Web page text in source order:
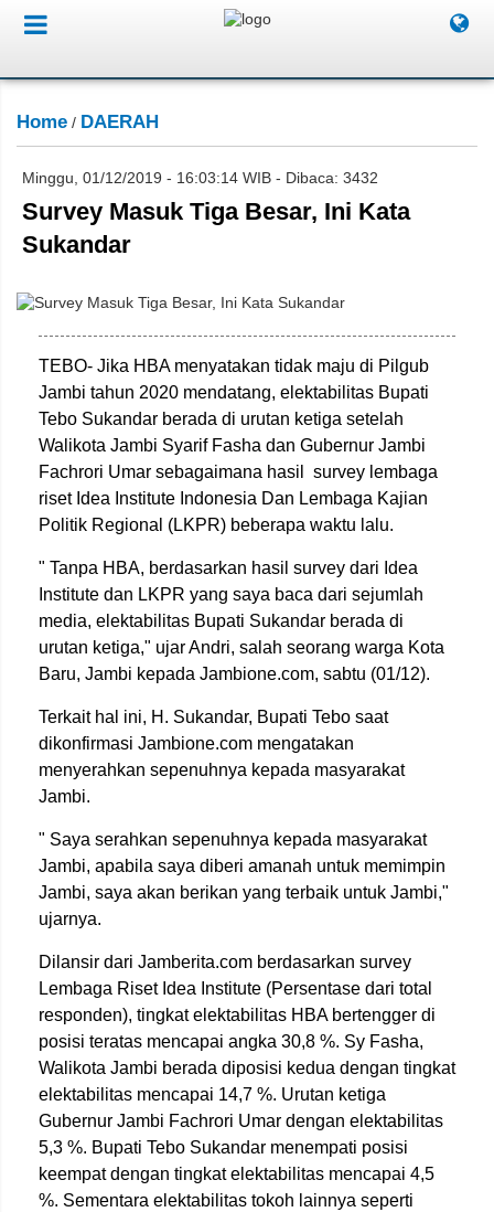
Home / DAERAH
Minggu, 01/12/2019 - 16:03:14 WIB - Dibaca: 3432
Survey Masuk Tiga Besar, Ini Kata
Sukandar
TEBO- Jika HBA menyatakan tidak maju di Pilgub
Jambi tahun 2020 mendatang, elektabilitas Bupati
Tebo Sukandar berada di urutan ketiga setelah
Walikota Jambi Syarif Fasha dan Gubernur Jambi
Fachrori Umar sebagaimana hasil survey lembaga
riset Idea Institute Indonesia Dan Lembaga Kajian
Politik Regional (LKPR) beberapa waktu lalu.
" Tanpa HBA, berdasarkan hasil survey dari Idea
Institute dan LKPR yang saya baca dari sejumlah
media, elektabilitas Bupati Sukandar berada di
urutan ketiga," ujar Andri, salah seorang warga Kota
Baru, Jambi kepada Jambione.com, sabtu (01/12).
Terkait hal ini, H. Sukandar, Bupati Tebo saat
dikonfirmasi Jambione.com mengatakan
menyerahkan sepenuhnya kepada masyarakat
Jambi.
" Saya serahkan sepenuhnya kepada masyarakat
Jambi, apabila saya diberi amanah untuk memimpin
Jambi, saya akan berikan yang terbaik untuk Jambi,"
ujarnya.
Dilansir dari Jamberita.com berdasarkan survey
Lembaga Riset Idea Institute (Persentase dari total
responden), tingkat elektabilitas HBA bertengger di
posisi teratas mencapai angka 30,8 %. Sy Fasha,
Walikota Jambi berada diposisi kedua dengan tingkat
elektabilitas mencapai 14,7 %. Urutan ketiga
Gubernur Jambi Fachrori Umar dengan elektabilitas
5,3 %. Bupati Tebo Sukandar menempati posisi
keempat dengan tingkat elektabilitas mencapai 4,5
%. Sementara elektabilitas tokoh lainnya seperti